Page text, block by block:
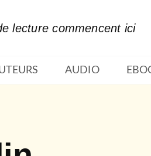
lecture commencent ici
AUDIO